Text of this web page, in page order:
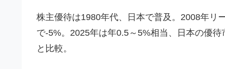
株主優待は1980年代、日本で普及。2008年リ
で-5%。2025年は年0.5～5%相当、日本の優
と比較。